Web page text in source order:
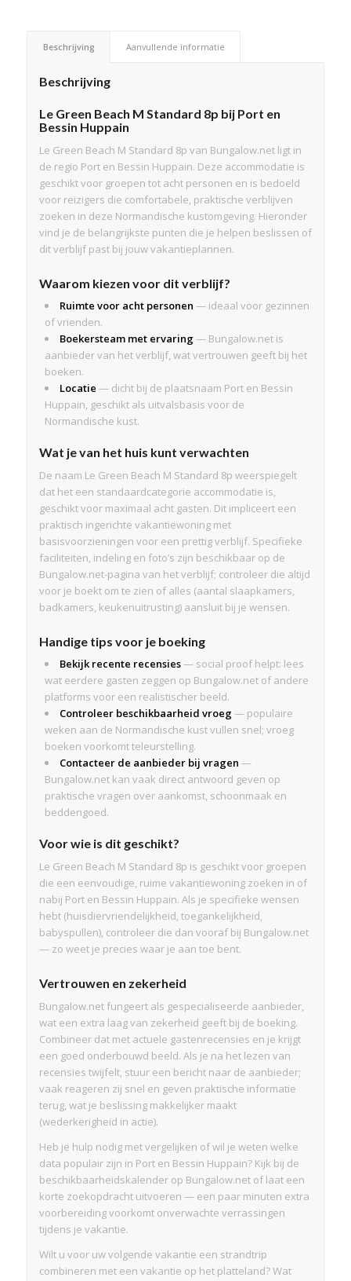
Beschrijving Aanvullende informatie
Beschrijving
Le Green Beach M Standard 8p bij Port en
Bessin Huppain
Le Green Beach M Standard 8p van Bungalow.net ligt in
de regio Port en Bessin Huppain. Deze accommodatie is
geschikt voor groepen tot acht personen en is bedoeld
voor reizigers die comfortabele, praktische verblijven
zoeken in deze Normandische kustomgeving. Hieronder
vind je de belangrijkste punten die je helpen beslissen of
dit verblijf past bij jouw vakantieplannen.
Waarom kiezen voor dit verblijf?
Ruimte voor acht personen — ideaal voor gezinnen
of vrienden.
Boekersteam met ervaring— Bungalow.net is
aanbieder van het verblijf, wat vertrouwen geeft bij het
boeken.
Locatie — dicht bij de plaatsnaam Port en Bessin
Huppain, geschikt als uitvalsbasis voor de
Normandische kust.
Wat je van het huis kunt verwachten
De naam Le Green Beach M Standard 8p weerspiegelt
dat het een standaardcategorie accommodatie is,
geschikt voor maximaal acht gasten. Dit impliceert een
praktisch ingerichte vakantiewoning met
basisvoorzieningen voor een prettig verblijf. Specifieke
faciliteiten, indeling en foto’s zijn beschikbaar op de
Bungalow.net-pagina van het verblijf; controleer die altijd
voor je boekt om te zien of alles (aantal slaapkamers,
badkamers, keukenuitrusting) aansluit bij je wensen.
Handige tips voor je boeking
Bekijk recente recensies— social proof helpt: lees
wat eerdere gasten zeggen op Bungalow.net of andere
platforms voor een realistischer beeld.
Controleer beschikbaarheid vroeg— populaire
weken aan de Normandische kust vullen snel; vroeg
boeken voorkomt teleurstelling.
Contacteer de aanbieder bij vragen —
Bungalow.net kan vaak direct antwoord geven op
praktische vragen over aankomst, schoonmaak en
beddengoed.
Voor wie is dit geschikt?
Le Green Beach M Standard 8p is geschikt voor groepen
die een eenvoudige, ruime vakantiewoning zoeken in of
nabij Port en Bessin Huppain. Als je specifieke wensen
hebt (huisdiervriendelijkheid, toegankelijkheid,
babyspullen), controleer die dan vooraf bij Bungalow.net
— zo weet je precies waar je aan toe bent.
Vertrouwen en zekerheid
Bungalow.net fungeert als gespecialiseerde aanbieder,
wat een extra laag van zekerheid geeft bij de boeking.
Combineer dat met actuele gastenrecensies en je krijgt
een goed onderbouwd beeld. Als je na het lezen van
recensies twijfelt, stuur een bericht naar de aanbieder;
vaak reageren zij snel en geven praktische informatie
terug, wat je beslissing makkelijker maakt
(wederkerigheid in actie).
Heb je hulp nodig met vergelijken of wil je weten welke
data populair zijn in Port en Bessin Huppain? Kijk bij de
beschikbaarheidskalender op Bungalow.net of laat een
korte zoekopdracht uitvoeren — een paar minuten extra
voorbereiding voorkomt onverwachte verrassingen
tijdens je vakantie.
Wilt u voor uw volgende vakantie een strandtrip
combineren met een vakantie op het platteland? Wat